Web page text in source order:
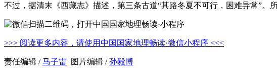
不过，据清末《西藏志》描述，第三条古道“其路冬夏不可行，困难异常”。
>>> 阅读更多内容，请使用中国国家地理畅读·微信小程序 <<<
责任编辑 /马子雷 图片编辑 /孙毅博